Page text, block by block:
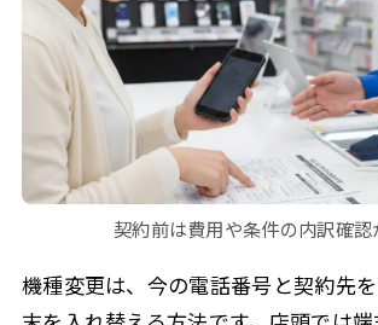
契約前は費用や条件の内訳確認
機種変更は、今の電話番号と契約先